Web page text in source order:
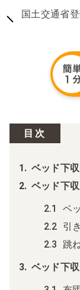
国土交通省
目次
ベッド下
ベッド下
ベ
引
跳
ベッド下